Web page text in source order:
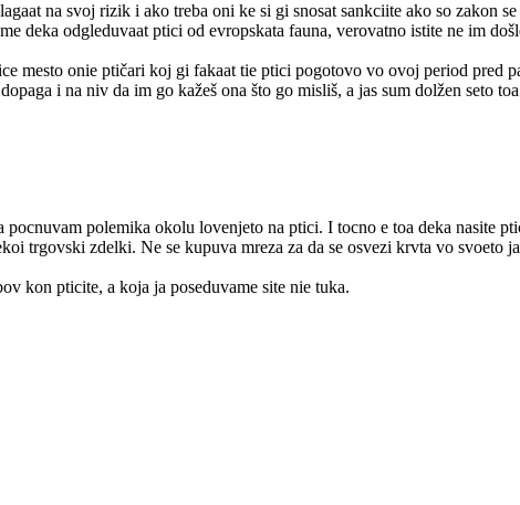
na svoj rizik i ako treba oni ke si gi snosat sankciite ako so zakon
deka odgleduvaat ptici od evropskata fauna, verovatno istite ne im
mesto onie ptičari koj gi fakaat tie ptici pogotovo vo ovoj period pred
i na niv da im go kažeš ona što go misliš, a jas sum dolžen seto
polemika okolu lovenjeto na ptici. I tocno e toa deka nasite
trgovski zdelki. Ne se kupuva mreza za da se osvezi krvta vo
kon pticite, a koja ja poseduvame site nie tuka.